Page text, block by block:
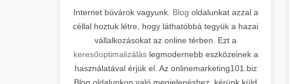
Internet búvárok vagyunk. Blog oldalunkat azzal a
céllal hoztuk létre, hogy láthatóbbá tegyük a hazai
vállalkozásokat az online térben. Ezt a
keresőoptimalizáláslegmodernebb eszközeinek a
használatával érjük el. Az onlinemarketing101.biz